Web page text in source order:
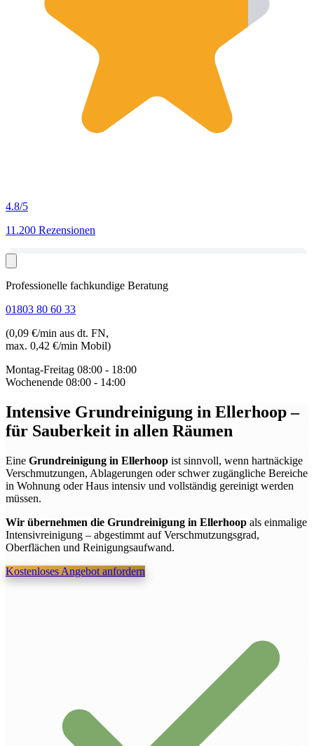
4.8/5
11.200 Rezensionen
Professionelle fachkundige Beratung
01803 80 60 33
(0,09 €/min aus dt. FN,
max. 0,42 €/min Mobil)
Montag-Freitag 08:00 - 18:00
Wochenende 08:00 - 14:00
Intensive Grundreinigung in Ellerhoop–
für Sauberkeit in allen Räumen
Eine Grundreinigung in Ellerhoop ist sinnvoll, wenn hartnäckige
Verschmutzungen, Ablagerungen oder schwer zugängliche Bereiche
in Wohnung oder Haus intensiv und vollständig gereinigt werden
müssen.
Wir übernehmen die Grundreinigung in Ellerhoop als einmalige
Intensivreinigung – abgestimmt auf Verschmutzungsgrad,
Oberflächen und Reinigungsaufwand.
Kostenloses Angebot anfordern